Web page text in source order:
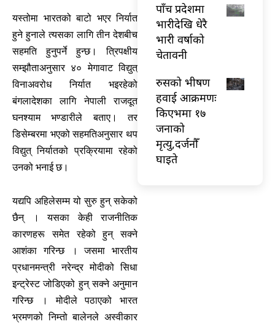
यस्तोमा भारतको बाटो भएर निर्यात
हुने हुनाले त्यसका लागि तीन देशबीच
सहमति हुनुपर्ने हुन्छ। त्रिपक्षीय
सम्झौताअनुसार ४० मेगावाट विद्युत्
विनाअवरोध निर्यात भइरहेको
बंगलादेशका लागि नेपाली राजदूत
घनश्याम भण्डारीले बताए। तर
डिसेम्बरमा भएको सहमतिअनुसार थप
विद्युत् निर्यातको प्रक्रियामा रहेको
उनको भनाई छ।
यद्यपि अहिलेसम्म यो सुरु हुन् सकेको
छैन् । यसका केही राजनीतिक
कारणहरू समेत रहेको हुन् सक्ने
आशंका गरिन्छ । जसमा भारतीय
प्रधानमन्त्री नरेन्द्र मोदीको सिधा
इन्ट्रेस्ट जोडिएको हुन् सक्ने अनुमान
गरिन्छ । मोदीले पठाएको भारत
भ्रमणको निम्तो बालेनले अस्वीकार
पाँच प्रदेशमा
भारीदेखि धेरै
भारी वर्षाको
चेतावनी
रुसको भीषण
हवाई आक्रमणः
किएभमा १७
जनाको
मृत्यु,दर्जनौँ
घाइते